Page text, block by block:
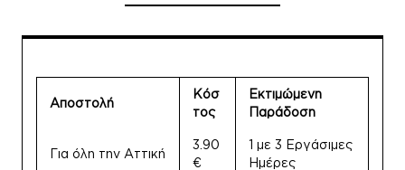
Αποστολή
Κόσ
τος
Εκτιμώμενη
Παράδοση
Για όλη την Αττική
3.90
€
1 με 3 Εργάσιμες
Ημέρες